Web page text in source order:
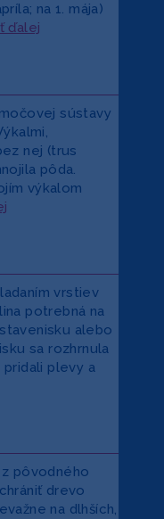
na 1. mája)
ďalej
sústavy
nej (trus
pôda.
výkalom
vrstiev
potrebná na
alebo
sa rozhrnula
pridali plevy a
pôvodného
drevo
na dlhších,